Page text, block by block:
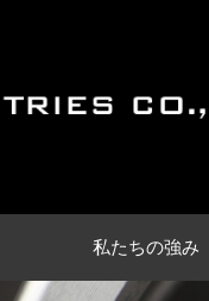
私たちの強み